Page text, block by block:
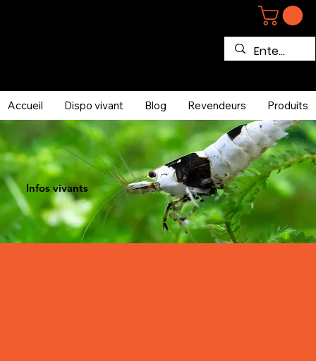
Accueil Dispo vivant Blog Revendeurs Produits
Infos vivants